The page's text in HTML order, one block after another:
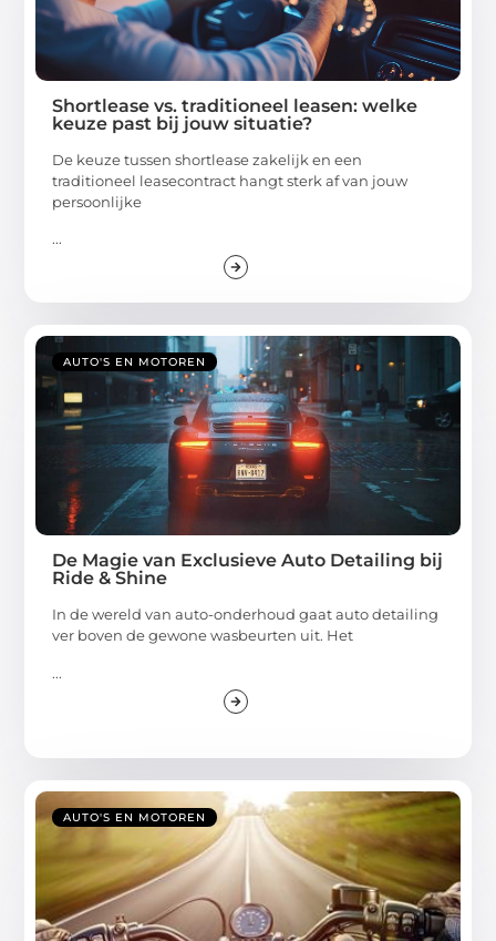
Shortlease vs. traditioneel leasen: welke
keuze past bij jouw situatie?
De keuze tussen shortlease zakelijk en een
traditioneel leasecontract hangt sterk af van jouw
persoonlijke
...
AUTO'S EN MOTOREN
De Magie van Exclusieve Auto Detailing bij
Ride & Shine
In de wereld van auto-onderhoud gaat auto detailing
ver boven de gewone wasbeurten uit. Het
...
AUTO'S EN MOTOREN